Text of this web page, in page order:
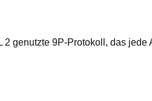
2 genutzte 9P-Protokoll, das jede